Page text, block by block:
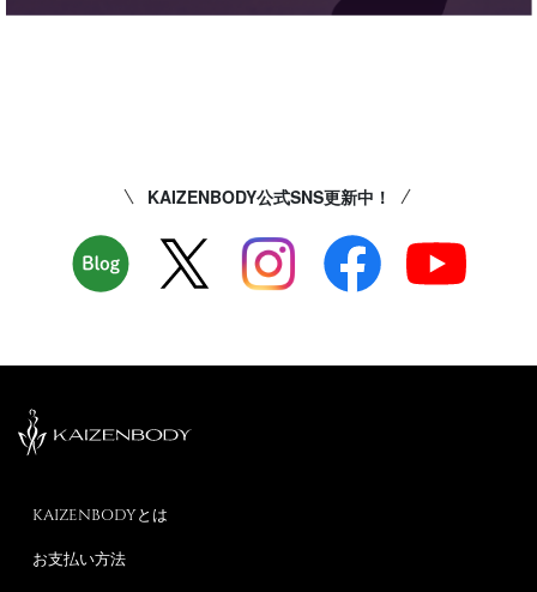
KAIZENBODY公式SNS更新中！
KAIZENBODYとは
お支払い方法